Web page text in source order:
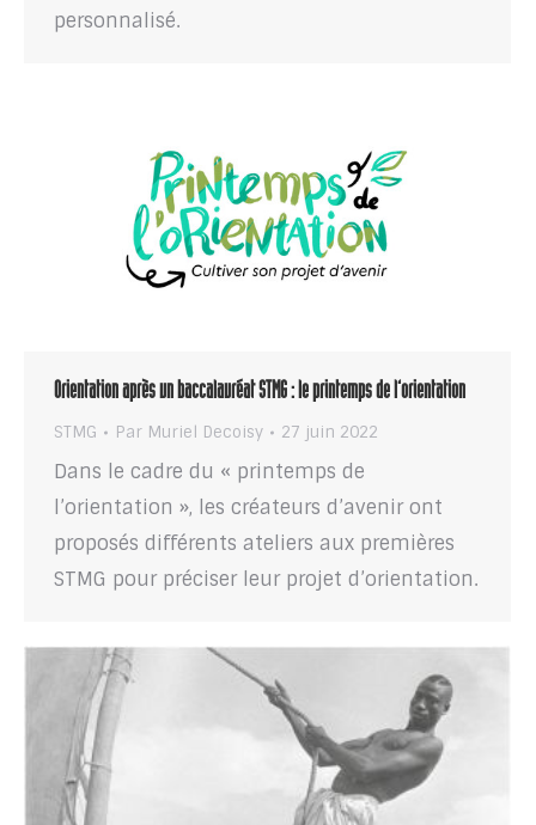
personnalisé.
Orientation après un baccalauréat STMG : le printemps de l’orientation
STMG Par Muriel Decoisy 27 juin 2022
Dans le cadre du « printemps de
l’orientation », les créateurs d’avenir ont
proposés différents ateliers aux premières
STMG pour préciser leur projet d’orientation.